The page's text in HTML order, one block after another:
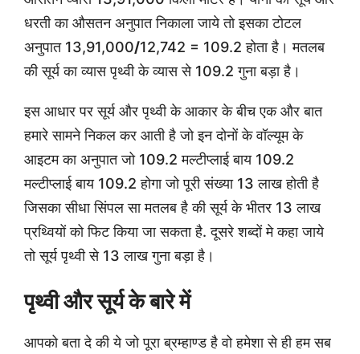
धरती का औसतन अनुपात निकाला जाये तो इसका टोटल
अनुपात 13,91,000/12,742 = 109.2 होता है। मतलब
की सूर्य का व्यास पृथ्वी के व्यास से 109.2 गुना बड़ा है।
इस आधार पर सूर्य और पृथ्वी के आकार के बीच एक और बात
हमारे सामने निकल कर आती है जो इन दोनों के वॉल्यूम के
आइटम का अनुपात जो 109.2 मल्टीप्लाई बाय 109.2
मल्टीप्लाई बाय 109.2 होगा जो पूरी संख्या 13 लाख होती है
जिसका सीधा सिंपल सा मतलब है की सूर्य के भीतर 13 लाख
प्रथ्वियों को फिट किया जा सकता है. दूसरे शब्दों मे कहा जाये
तो सूर्य पृथ्वी से 13 लाख गुना बड़ा है।
पृथ्वी और सूर्य के बारे में
आपको बता दे की ये जो पूरा ब्रम्हाण्ड है वो हमेशा से ही हम सब